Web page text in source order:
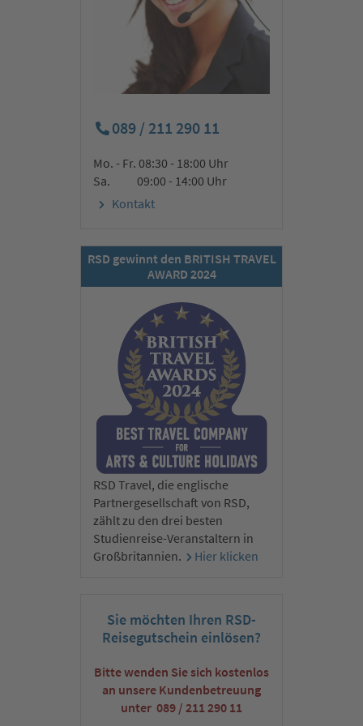
Linz, Steyr & Wachau (UNESCO-Welterbe)
Am Morgen erreichen wir Linz, die drittgrößte Stadt
Österreichs, die uns mit einer historischen Altstadt mit Bauten
aus dem Barock begeistert. Erkunden Sie die Stadt auf eigene
Faust oder nehmen Sie an einem tollen, fakultativen Ausflug
nach Steyr teil, das mit einem der schönsten Stadtplätze
Europas überrascht. Abends legen wir wieder ab, und auf
unserem Weg nach Wien kreuzen wir die wunderschöne
Landschaft der Wachau. Sie ist bekannt für ihre Weinberge,
Obstgärten und historischen Stätten. Für die einzigartige
Kombination aus Natur und Kultur wurde die Region als
UNESCO-Weltkulturerbe anerkannt.
Wien (UNESCO-Welterbe) – die bezaubernde
089 / 211 290 11
Mo. - Fr. 08:30 - 18:00 Uhr
Sa. 09:00 - 14:00 Uhr
Kontakt
RSD gewinnt den BRITISH TRAVEL
AWARD 2024
RSD Travel, die englische
Partnergesellschaft von RSD,
zählt zu den drei besten
Studienreise-Veranstaltern in
Großbritannien.
Hier klicken
Sie möchten Ihren RSD-
Reisegutschein einlösen?
Bitte wenden Sie sich kostenlos
an unsere Kundenbetreuung
unter 089 / 211 290 11